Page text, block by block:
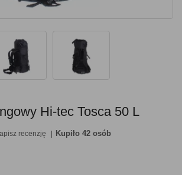
Hi-tec Tosca 50 L
recenzję Kupiło 42 osób